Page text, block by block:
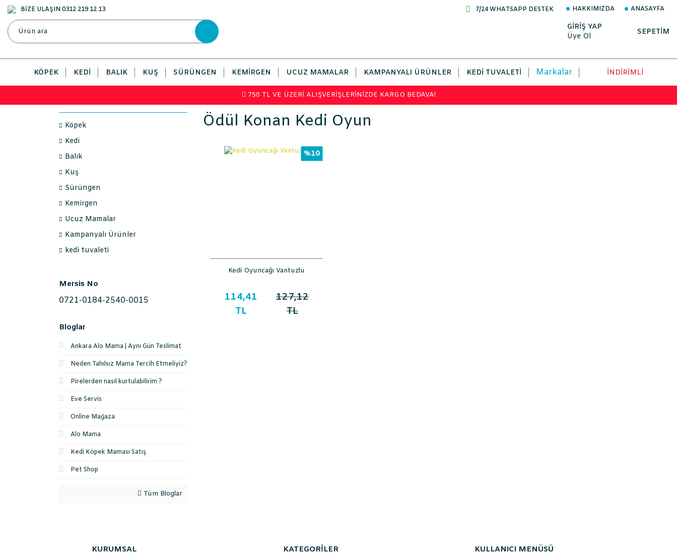
BİZE ULAŞIN 0312 219 12 13 7/24 WHATSAPP DESTEK HAKKIMIZDA ANASAYFA
GİRİŞ YAP
Üye Ol
SEPETİM
KÖPEK KEDI BALIK KUŞ SÜRÜNGEN KEMIRGEN UCUZ MAMALAR KAMPANYALI ÜRÜNLER KEDI TUVALETI Markalar İNDİRİMLİ
750 TL VE ÜZERİ ALIŞVERİŞLERİNİZDE KARGO BEDAVA!
Köpek
Kedi
Balık
Kuş
Sürüngen
Kemirgen
Ucuz Mamalar
Kampanyalı Ürünler
kedi tuvaleti
Mersis No
0721-0184-2540-0015
Bloglar
Ankara Alo Mama | Aynı Gün Teslimat
Neden Tahılsız Mama Tercih Etmeliyiz?
Pirelerden nasıl kurtulabilirim ?
Eve Servis
Online Mağaza
Alo Mama
Kedi Köpek Maması Satış
Pet Shop
Tüm Bloglar
Ödül Konan Kedi Oyun
%10
Kedi Oyuncağı Vantuzlu
114,41
TL
127,12
TL
KURUMSAL KATEGORİLER KULLANICI MENÜSÜ